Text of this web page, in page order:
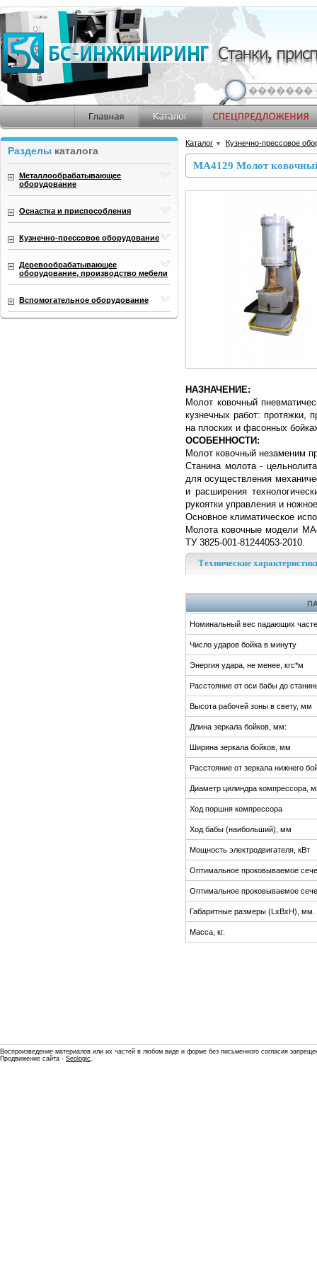
Разделы каталога
Металлообрабатывающее
оборудование
Оснастка и приспособления
Кузнечно-прессовое оборудование
Деревообрабатывающее
оборудование, производство мебели
Вспомогательное оборудование
Каталог ▼ Кузнечно-прессовое
МА4129 Молот
НАЗНАЧЕНИЕ:
​Молот ковочный
кузнечных работ: протяжки,
на плоских и фасонных
ОСОБЕННОСТИ:
Молот ковочный незаменим
Станина молота -
для осуществления
и расширения
рукоятки управления и
Основное климатическое
Молота ковочные модели
ТУ 3825-001-81244053-2010.
Технические
Номинальный вес падающих
Число ударов бойка в минуту
Энергия удара, не менее, кгс*м
Расстояние от оси бабы до
Высота рабочей зоны в свету, мм
Длина зеркала бойков, мм:
Ширина зеркала бойков, мм
Расстояние от зеркала нижнего
Диаметр цилиндра компрессора,
Ход поршня компрессора
Ход бабы (наибольший), мм
Мощность электродвигателя, кВт
Оптимальное проковываемое
Оптимальное проковываемое
Габаритные размеры (LxBxH), мм.
Масса, кг.
Воспроизведение материалов или их частей в любом виде и форме без письменного согласия
Продвижение сайта - Seologic.